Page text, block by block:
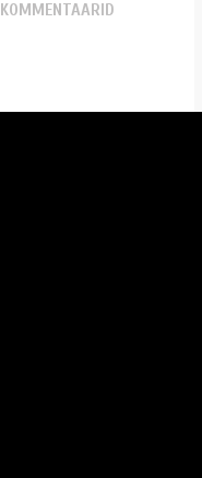
KOMMENTAARID